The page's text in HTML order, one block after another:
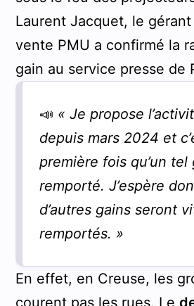
Laurent Jacquet, le
vente PMU a confirmé la
gain au service presse de
📣 « Je propose
depuis mars 2024 et
première fois qu’un tel
remporté. J’espère
d’autres gains seront
remportés. »
En effet, en Creuse, les
courent pas les rues. Le